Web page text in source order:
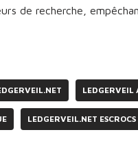
de recherche,
LEDGERVEIL
LEDGERVEIL.NET ESCROCS